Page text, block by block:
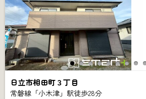
日立市相田町３丁目
常磐線「小木津」駅徒歩28分